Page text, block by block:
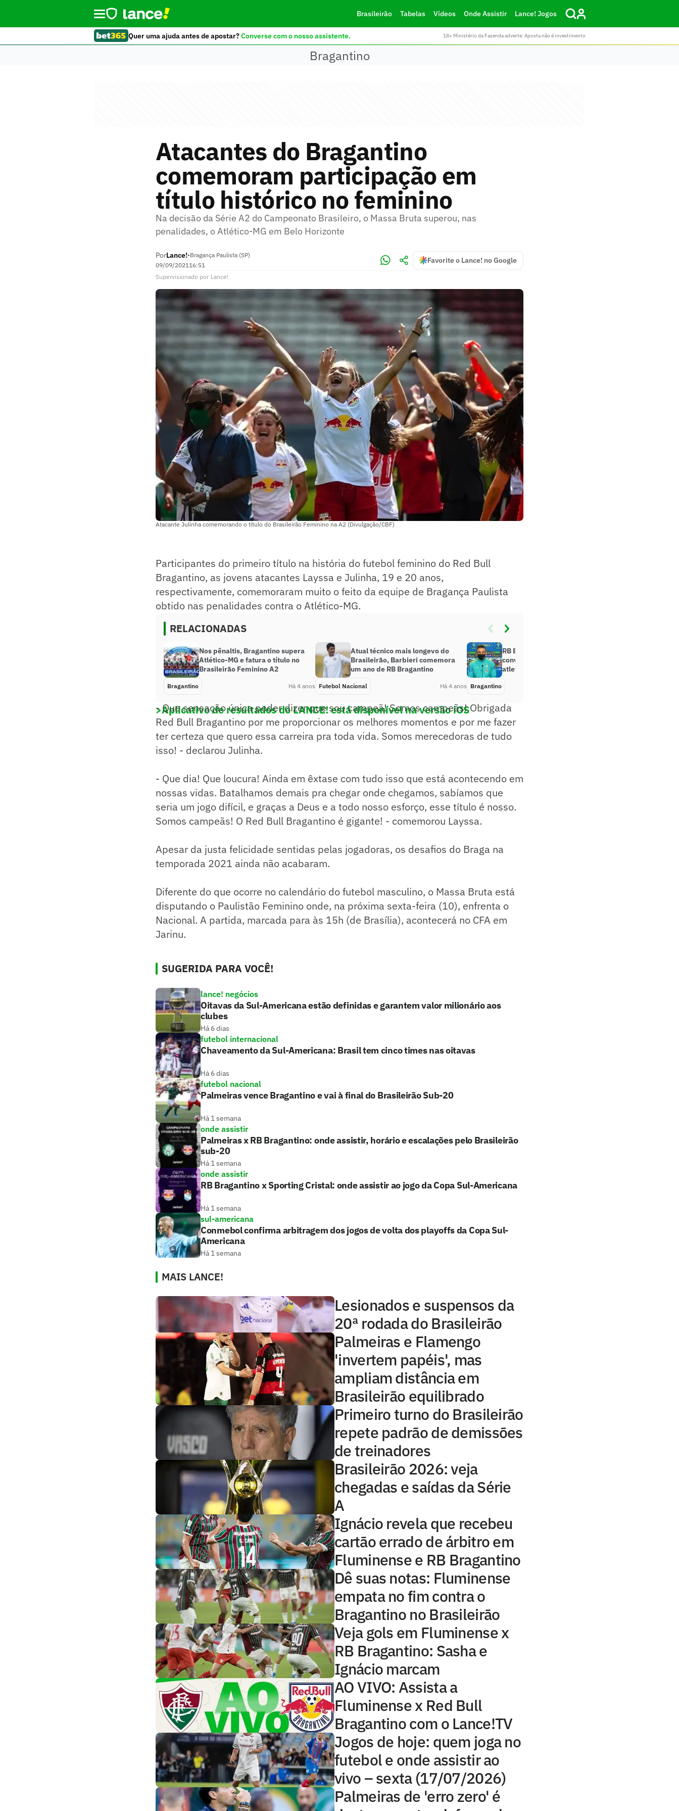
Brasileirão Tabelas Vídeos Onde Assistir Lance! Jogos
Quer uma ajuda antes de apostar?Converse com o nosso assistente. 18+ Ministério da Fazenda adverte: Aposta não é investimento
Bragantino
Atacantes do Bragantino
comemoram participação em
título histórico no feminino
Na decisão da Série A2 do Campeonato Brasileiro, o Massa Bruta superou, nas
penalidades, o Atlético-MG em Belo Horizonte
PorLance!•Bragança Paulista (SP)
09/09/202116:51
Favorite o Lance! no Google
Supervisionado por Lance!
Atacante Julinha comemorando o título do Brasileirão Feminino na A2 (Divulgação/CBF)
Participantes do primeiro título na história do futebol feminino do Red Bull
Bragantino, as jovens atacantes Layssa e Julinha, 19 e 20 anos,
respectivamente, comemoraram muito o feito da equipe de Bragança Paulista
obtido nas penalidades contra o Atlético-MG.
RELACIONADAS
Nos pênaltis, Bragantino supera
Atlético-MG e fatura o título no
Brasileirão Feminino A2
Bragantino Há 4 anos
Atual técnico mais longevo do
Brasileirão, Barbieri comemora
um ano de RB Bragantino
Futebol Nacional Há 4 anos
RB Bragantino tem dois jogadores
convocados: saiba quais são os
atletas mais valiosos da equipe
Bragantino
>Aplicativo de resultados do LANCE! está disponível na versão iOS
- Que sensação única poder dizer que sou campeã! Somos campeãs! Obrigada
Red Bull Bragantino por me proporcionar os melhores momentos e por me fazer
ter certeza que quero essa carreira pra toda vida. Somos merecedoras de tudo
isso! - declarou Julinha.
- Que dia! Que loucura! Ainda em êxtase com tudo isso que está acontecendo em
nossas vidas. Batalhamos demais pra chegar onde chegamos, sabíamos que
seria um jogo difícil, e graças a Deus e a todo nosso esforço, esse título é nosso.
Somos campeãs! O Red Bull Bragantino é gigante! - comemorou Layssa.
Apesar da justa felicidade sentidas pelas jogadoras, os desafios do Braga na
temporada 2021 ainda não acabaram.
Diferente do que ocorre no calendário do futebol masculino, o Massa Bruta está
disputando o Paulistão Feminino onde, na próxima sexta-feira (10), enfrenta o
Nacional. A partida, marcada para às 15h (de Brasília), acontecerá no CFA em
Jarinu.
SUGERIDA PARA VOCÊ!
lance! negócios
Oitavas da Sul-Americana estão definidas e garantem valor milionário aos
clubes
Há 6 dias
futebol internacional
Chaveamento da Sul-Americana: Brasil tem cinco times nas oitavas
Há 6 dias
futebol nacional
Palmeiras vence Bragantino e vai à final do Brasileirão Sub-20
Há 1 semana
onde assistir
Palmeiras x RB Bragantino: onde assistir, horário e escalações pelo Brasileirão
sub-20
Há 1 semana
onde assistir
RB Bragantino x Sporting Cristal: onde assistir ao jogo da Copa Sul-Americana
Há 1 semana
sul-americana
Conmebol confirma arbitragem dos jogos de volta dos playoffs da Copa Sul-
Americana
Há 1 semana
MAIS LANCE!
Lesionados e suspensos da
20ª rodada do Brasileirão
Palmeiras e Flamengo
'invertem papéis', mas
ampliam distância em
Brasileirão equilibrado
Primeiro turno do Brasileirão
repete padrão de demissões
de treinadores
Brasileirão 2026: veja
chegadas e saídas da Série
A
Ignácio revela que recebeu
cartão errado de árbitro em
Fluminense e RB Bragantino
Dê suas notas: Fluminense
empata no fim contra o
Bragantino no Brasileirão
Veja gols em Fluminense x
RB Bragantino: Sasha e
Ignácio marcam
AO VIVO: Assista a
Fluminense x Red Bull
Bragantino com o Lance!TV
Jogos de hoje: quem joga no
futebol e onde assistir ao
vivo – sexta (17/07/2026)
Palmeiras de 'erro zero' é